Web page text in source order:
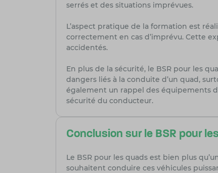
serrés et des situations imprévues.
L’aspect pratique de la formation est
correctement en cas d’imprévu. Cette
accidentés.
En plus de la sécurité, le BSR pour les
dangers liés à la conduite d’un quad,
également un rappel des équipements
sécurité du conducteur.
Conclusion sur le BSR pour
Le BSR pour les quads est bien plus
souhaitent conduire ces véhicules